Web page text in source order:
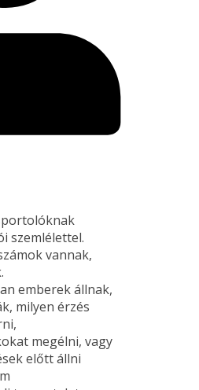
szemlélettel.
vannak,
emberek állnak,
milyen érzés
megélni, vagy
előtt állni